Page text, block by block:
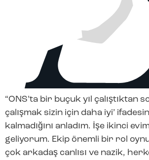
“ONS’ta bir buçuk yıl çalıştıktan
çalışmak sizin için daha iyi’
kalmadığını anladım. İşe ikinci
geliyorum. Ekip önemli bir rol
çok arkadaş canlısı ve nazik,